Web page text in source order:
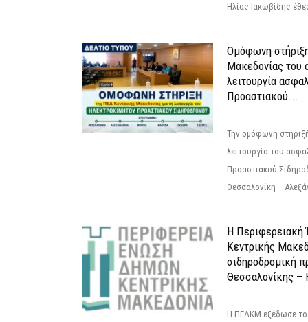
Ηλίας Ιακωβίδης
Ομόφωνη
Μακεδονίας του
λειτουργία
Προαστιακού...
Την ομόφωνη
λειτουργία του
Προαστιακού
Θεσσαλονίκη –
Η
Κεντρικής
σιδηροδρομική
Θεσσαλονίκης –
Η ΠΕΔΚΜ εξέδωσε το